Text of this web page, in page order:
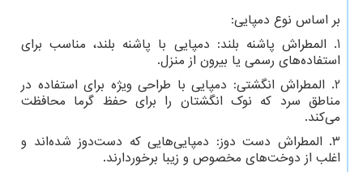
بر اساس نوع دمپایی:
1. المطراش پاشنه بلند: دمپایی با پاشنه بلند، مناسب برای
استفاده‌های رسمی یا بیرون از منزل.
2. المطراش انگشتی: دمپایی با طراحی ویژه برای استفاده در
مناطق سرد که نوک انگشتان را برای حفظ گرما محافظت
می‌کند.
3. المطراش دست دوز: دمپایی‌هایی که دست‌دوز شده‌اند و
اغلب از دوخت‌های مخصوص و زیبا برخوردارند.